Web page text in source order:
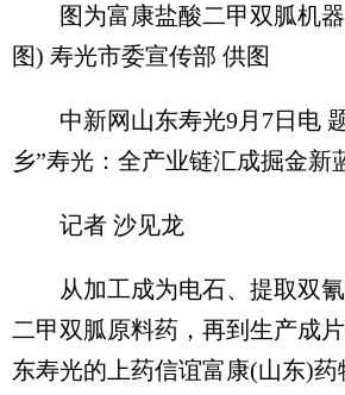
图为富康盐酸二甲双胍机器
图) 寿光市委宣传部 供图
中新网山东寿光9月7日电 题
乡”寿光：全产业链汇成掘金新
记者 沙见龙
从加工成为电石、提取双氰
二甲双胍原料药，再到生产成
东寿光的上药信谊富康(山东)